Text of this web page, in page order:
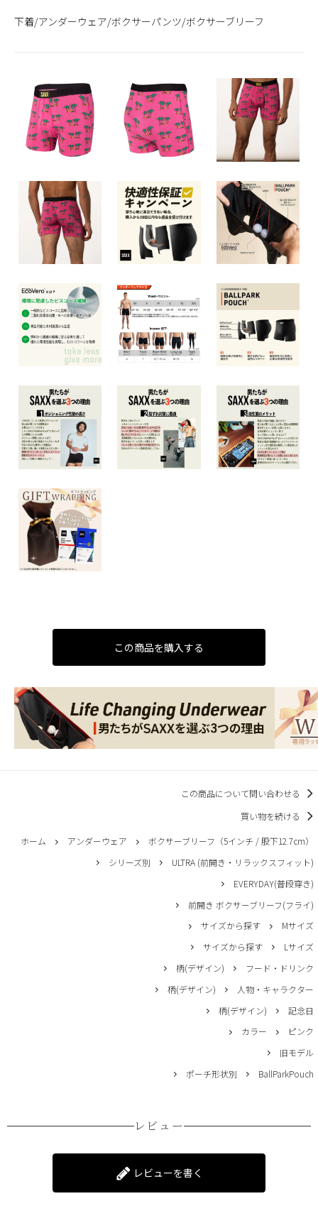
下着/アンダーウェア/ボクサーパンツ/ボクサーブリーフ
この商品を購入する
この商品について問い合わせる
買い物を続ける
ホーム アンダーウェア
ボクサーブリーフ（5インチ / 股下12.7cm）
シリーズ別
ULTRA (前開き・リラックスフィット)
EVERYDAY(普段穿き)
前開き ボクサーブリーフ(フライ)
サイズから探す
Mサイズ
サイズから探す
Lサイズ
柄(デザイン)
フード・ドリンク
柄(デザイン)
人物・キャラクター
柄(デザイン)
記念日
カラー
ピンク
旧モデル
ポーチ形状別
BallParkPouch
レビュー
レビューを書く